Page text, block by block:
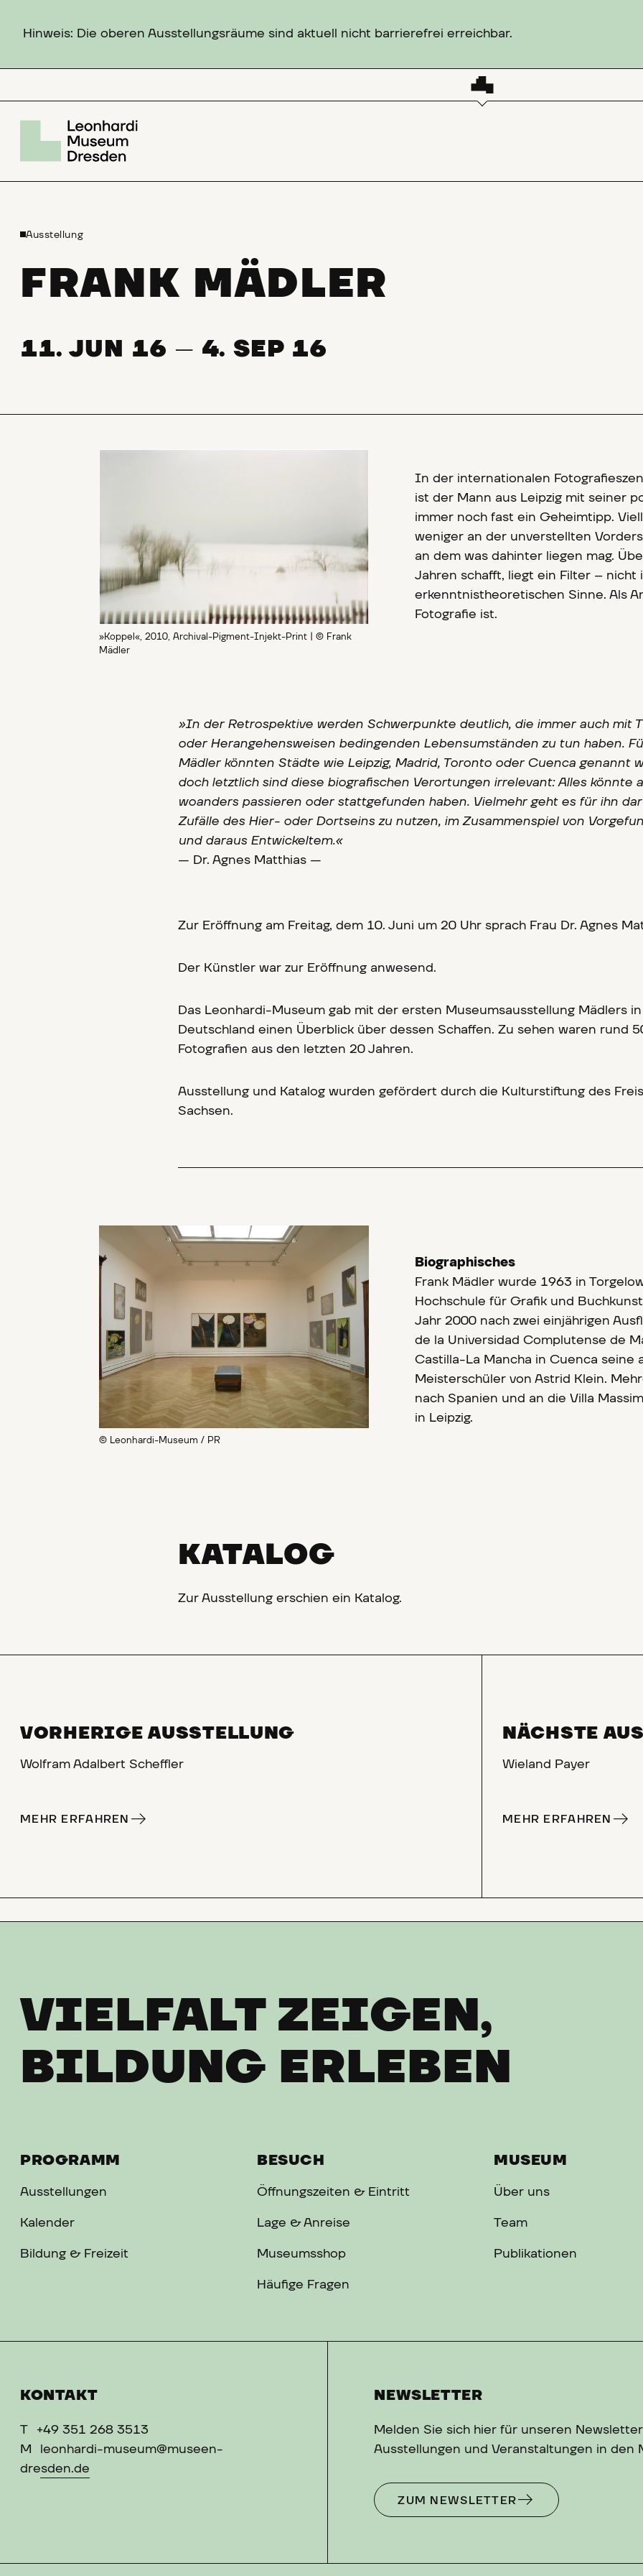
Hinweis: Die oberen Ausstellungsräume sind aktuell nicht barrierefrei erreichbar.
Ausstellung
FRANK MÄDLER
11. JUN 16 — 4. SEP 16
»Koppel«, 2010, Archival-Pigment-Injekt-Print | © Frank
Mädler
In der internationalen
ist der Mann aus Leipzig mit seiner
immer noch fast ein Geheimtipp.
weniger an der unverstellten
an dem was dahinter liegen mag.
Jahren schafft, liegt ein Filter – nicht
erkenntnistheoretischen Sinne. Als
Fotografie ist.
»In der Retrospektive werden Schwerpunkte deutlich, die immer auch mit
oder Herangehensweisen bedingenden Lebensumständen zu tun haben.
Mädler könnten Städte wie Leipzig, Madrid, Toronto oder Cuenca genannt
doch letztlich sind diese biografischen Verortungen irrelevant: Alles könnte
woanders passieren oder stattgefunden haben. Vielmehr geht es für ihn
Zufälle des Hier- oder Dortseins zu nutzen, im Zusammenspiel von
und daraus Entwickeltem.«
— Dr. Agnes Matthias —
Zur Eröffnung am Freitag, dem 10. Juni um 20 Uhr sprach Frau Dr. Agnes
Der Künstler war zur Eröffnung anwesend.
Das Leonhardi-Museum gab mit der ersten Museumsausstellung Mädlers in
Deutschland einen Überblick über dessen Schaffen. Zu sehen waren rund
Fotografien aus den letzten 20 Jahren.
Ausstellung und Katalog wurden gefördert durch die Kulturstiftung des
Sachsen.
© Leonhardi-Museum / PR
Biographisches
Frank Mädler wurde 1963 in
Hochschule für Grafik und
Jahr 2000 nach zwei einjährigen
de la Universidad Complutense de
Castilla-La Mancha in Cuenca seine
Meisterschüler von Astrid Klein.
nach Spanien und an die Villa
in Leipzig.
KATALOG
Zur Ausstellung erschien ein Katalog.
VORHERIGE AUSSTELLUNG
Wolfram Adalbert Scheffler
MEHR ERFAHREN
NÄCHSTE
Wieland Payer
MEHR ERFAHREN
VIELFALT ZEIGEN,
BILDUNG ERLEBEN
PROGRAMM
Ausstellungen
Kalender
Bildung & Freizeit
BESUCH
Öffnungszeiten & Eintritt
Lage & Anreise
Museumsshop
Häufige Fragen
MUSEUM
Über uns
Team
Publikationen
KONTAKT
T
+49 351 268 3513
M
leonhardi-museum@museen-
dresden.de
NEWSLETTER
Melden Sie sich hier für unseren
Ausstellungen und Veranstaltungen in den
ZUM NEWSLETTER